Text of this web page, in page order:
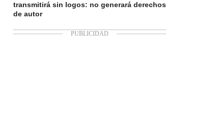
transmitirá sin logos: no generará derechos
de autor